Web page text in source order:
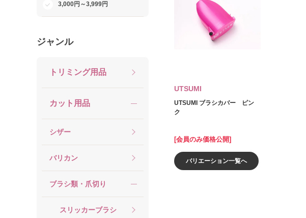
3,000円～3,999円
ジャンル
トリミング用品
カット用品
シザー
バリカン
ブラシ類・爪切り
スリッカーブラシ
UTSUMI
UTSUMI ブラシカバー ピン
ク
[会員のみ価格公開]
バリエーション一覧へ